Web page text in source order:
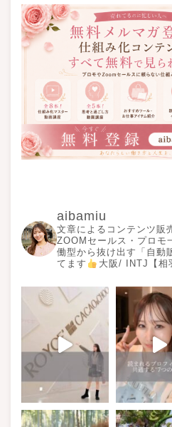
aibamiu
文章によるコンテンツ販
ZOOMセールス・プロモ
働型から抜け出す「自動
てます
大阪/ INTJ【相